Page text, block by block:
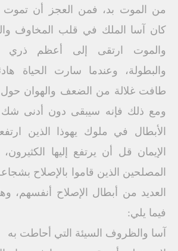
من الموت بد، فمن العجز أن تموت
كان آسا الملك في قلب المخاوف
والموت ارتقى إلى أعظم ذري
والبطولة، وعندما سارت الحياة
طافت غلالة من الضعف والهوان
ومع ذلك فإنه سيبقى دون أدنى
الأبطال في ملوك يهوذا الذين
الإيمان قل أن يرتفع إليها
المصلحين الذين قاموا بالإصلاح
العديد من أبطال الإصلاح أنفسهم،
فيما يلي:
آسا والظروف السيئة التي أحاطت به